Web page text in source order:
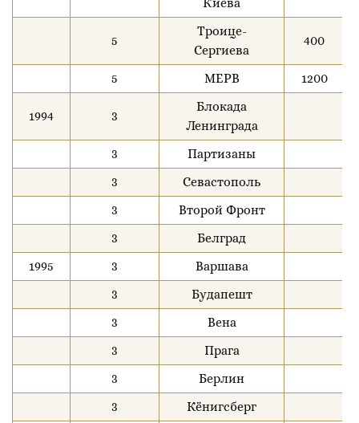
5
Троице-
Сергиева
400
5 МЕРВ 1200
1994 3
Блокада
Ленинграда
3
Партизаны
3
Севастополь
3
Второй Фронт
3
Белград
1995
3
Варшава
3
Будапешт
3
Вена
3
Прага
3
Берлин
3
Кёнигсберг